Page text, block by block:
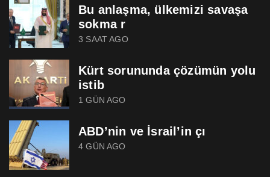
Bu anlaşma, ülkemizi savaşa
sokma r
3 SAAT AGO
Kürt sorununda çözümün yolu
istib
1 GÜN AGO
ABD’nin ve İsrail’in çı
4 GÜN AGO